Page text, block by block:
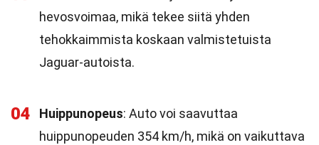
hevosvoimaa, mikä tekee siitä yhden
tehokkaimmista koskaan valmistetuista
Jaguar-autoista.
04 Huippunopeus: Auto voi saavuttaa
huippunopeuden 354 km/h, mikä on vaikuttava